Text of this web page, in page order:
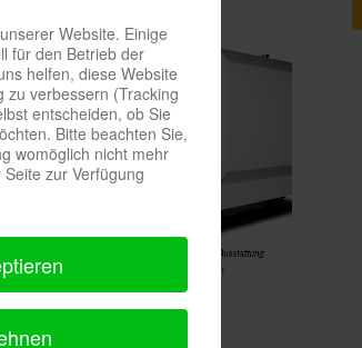
Monforts RNC 500
Website. Einige
für den Betrieb der
helfen, diese Website
zu verbessern (Tracking
entscheiden, ob Sie
Bitte beachten Sie,
womöglich nicht mehr
zur Verfügung